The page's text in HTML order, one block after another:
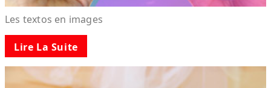
Les textos en images
Lire La Suite